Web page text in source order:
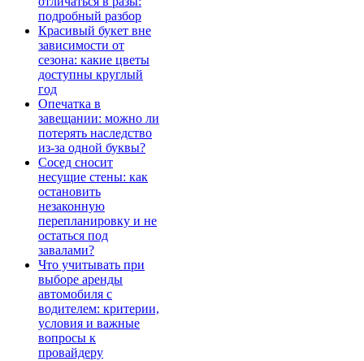
подробный разбор
Красивый букет вне
зависимости от
сезона: какие цветы
доступны круглый
год
Опечатка в
завещании: можно ли
потерять наследство
из-за одной буквы?
Сосед сносит
несущие стены: как
остановить
незаконную
перепланировку и не
остаться под
завалами?
Что учитывать при
выборе аренды
автомобиля с
водителем: критерии,
условия и важные
вопросы к
провайдеру